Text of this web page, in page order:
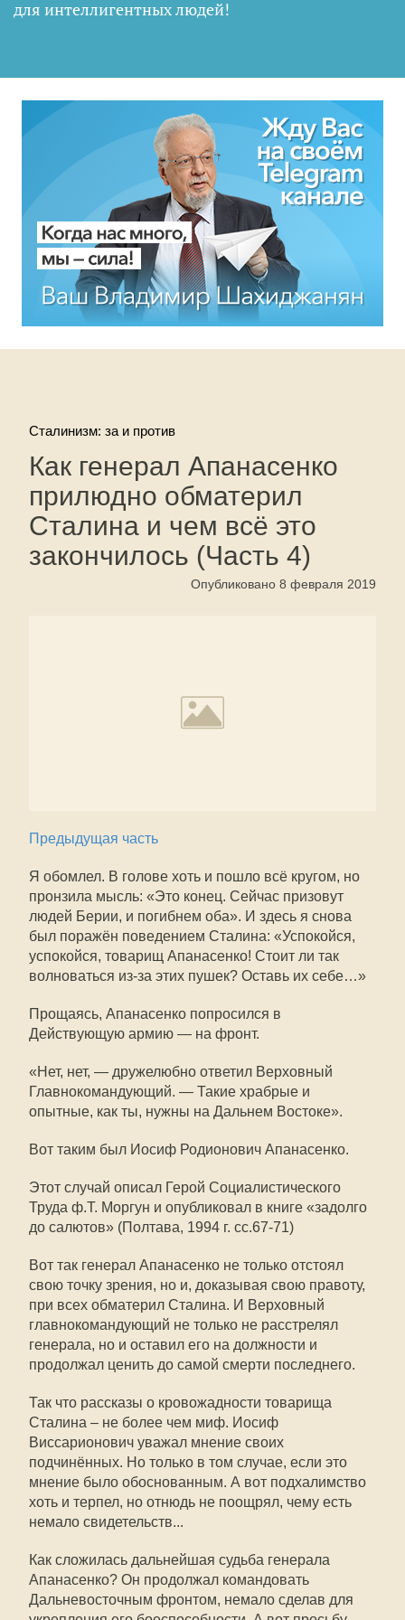
для интеллигентных людей!
Сталинизм: за и против
Как генерал Апанасенко
прилюдно обматерил
Сталина и чем всё это
закончилось (Часть 4)
Опубликовано 8 февраля 2019
Предыдущая часть
Я обомлел. В голове хоть и пошло всё кругом, но
пронзила мысль: «Это конец. Сейчас призовут
людей Берии, и погибнем оба». И здесь я снова
был поражён поведением Сталина: «Успокойся,
успокойся, товарищ Апанасенко! Стоит ли так
волноваться из-за этих пушек? Оставь их себе…»
Прощаясь, Апанасенко попросился в
Действующую армию — на фронт.
«Нет, нет, — дружелюбно ответил Верховный
Главнокомандующий. — Такие храбрые и
опытные, как ты, нужны на Дальнем Востоке».
Вот таким был Иосиф Родионович Апанасенко.
Этот случай описал Герой Социалистического
Труда ф.Т. Моргун и опубликовал в книге «задолго
до салютов» (Полтава, 1994 г. сс.67-71)
Вот так генерал Апанасенко не только отстоял
свою точку зрения, но и, доказывая свою правоту,
при всех обматерил Сталина. И Верховный
главнокомандующий не только не расстрелял
генерала, но и оставил его на должности и
продолжал ценить до самой смерти последнего.
Так что рассказы о кровожадности товарища
Сталина – не более чем миф. Иосиф
Виссарионович уважал мнение своих
подчинённых. Но только в том случае, если это
мнение было обоснованным. А вот подхалимство
хоть и терпел, но отнюдь не поощрял, чему есть
немало свидетельств...
Как сложилась дальнейшая судьба генерала
Апанасенко? Он продолжал командовать
Дальневосточным фронтом, немало сделав для